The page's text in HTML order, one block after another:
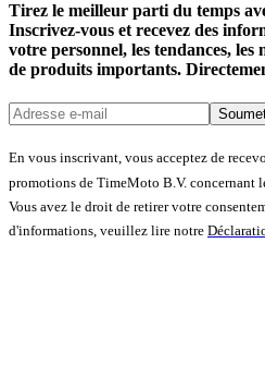
Tirez le meilleur parti du temps
Inscrivez-vous et recevez des
votre personnel, les tendances, les
de produits importants.
En vous inscrivant, vous acceptez de
promotions de TimeMoto B.V. concernant
Vous avez le droit de retirer votre
d'informations, veuillez lire notre